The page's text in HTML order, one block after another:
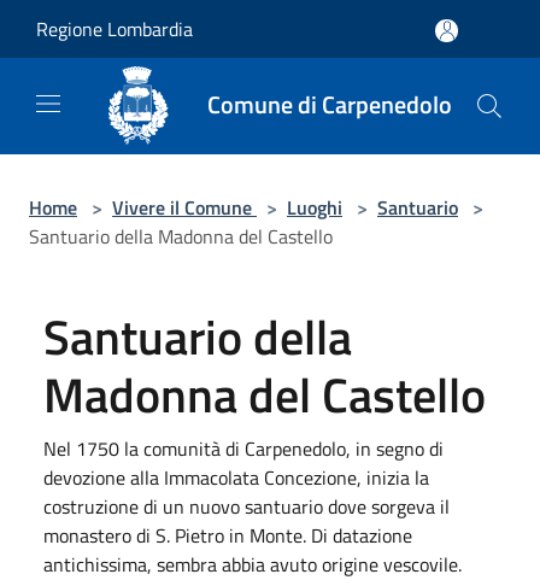
Regione Lombardia
Comune di Carpenedolo
Home > Vivere il Comune > Luoghi > Santuario >
Santuario della Madonna del Castello
Santuario della
Madonna del Castello
Nel 1750 la comunità di Carpenedolo, in segno di
devozione alla Immacolata Concezione, inizia la
costruzione di un nuovo santuario dove sorgeva il
monastero di S. Pietro in Monte. Di datazione
antichissima, sembra abbia avuto origine vescovile.